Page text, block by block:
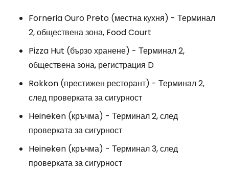
Forneria Ouro Preto (местна кухня) - Терминал
2, обществена зона, Food Court
Pizza Hut (бързо хранене) - Терминал 2,
обществена зона, регистрация D
Rokkon (престижен ресторант) - Терминал 2,
след проверката за сигурност
Heineken (кръчма) - Терминал 2, след
проверката за сигурност
Heineken (кръчма) - Терминал 3, след
проверката за сигурност